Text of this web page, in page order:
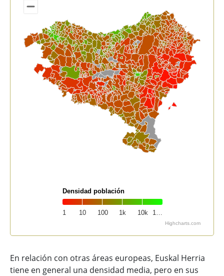
1 10 100 1k 10k 1…
Densidad población
Highcharts.com
En relación con otras áreas europeas, Euskal Herria
tiene en general una densidad media, pero en sus